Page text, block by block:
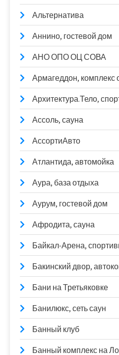
Альтернатива
Аннино, гостевой дом
АНО ОПО ОЦ СОВА
Армагеддон, комплекс
Архитектура.Тело,
Ассоль, сауна
АссортиАвто
Атлантида, автомойка
Аура, база отдыха
Аурум, гостевой дом
Афродита, сауна
Байкал-Арена,
Бакинский двор,
Бани на Третьяковке
Банилюкс, сеть саун
Банный клуб
Банный комплекс на